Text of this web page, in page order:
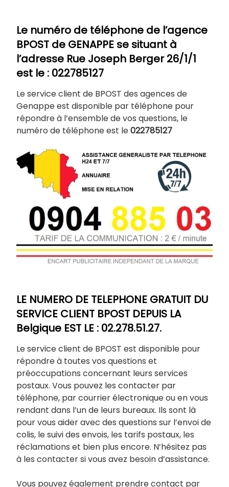
Le numéro de téléphone de l’agence
BPOST de GENAPPE se situant à
l’adresse Rue Joseph Berger 26/1/1
est le : 022785127
Le service client de BPOST des agences de
Genappe est disponible par téléphone pour
répondre à l’ensemble de vos questions, le
numéro de téléphone est le022785127
LE NUMERO DE TELEPHONE GRATUIT DU
SERVICE CLIENT BPOST DEPUIS LA
Belgique EST LE : 02.278.51.27.
Le service client de BPOST est disponible pour
répondre à toutes vos questions et
préoccupations concernant leurs services
postaux. Vous pouvez les contacter par
téléphone, par courrier électronique ou en vous
rendant dans l’un de leurs bureaux. Ils sont là
pour vous aider avec des questions sur l’envoi de
colis, le suivi des envois, les tarifs postaux, les
réclamations et bien plus encore. N’hésitez pas
à les contacter si vous avez besoin d’assistance.
Vous pouvez également prendre contact par